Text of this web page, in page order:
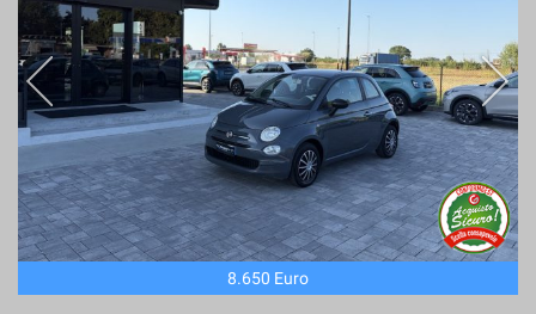
8.650 Euro